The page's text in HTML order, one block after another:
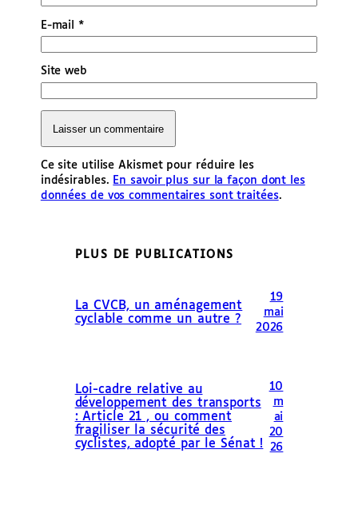
E-mail*
Site web
Ce site utilise Akismet pour réduire les
indésirables. En savoir plus sur la façon dont les
données de vos commentaires sont traitées.
PLUS DE PUBLICATIONS
La CVCB, un aménagement
cyclable comme un autre ?
19
mai
2026
Loi-cadre relative au
développement des transports
: Article 21 , ou comment
fragiliser la sécurité des
cyclistes, adopté par le Sénat !
10
m
ai
20
26